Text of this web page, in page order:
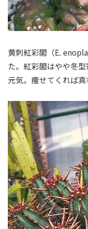
黄刺紅彩閣（E.
た。紅彩閣はやや冬
元気。痩せてくれば真